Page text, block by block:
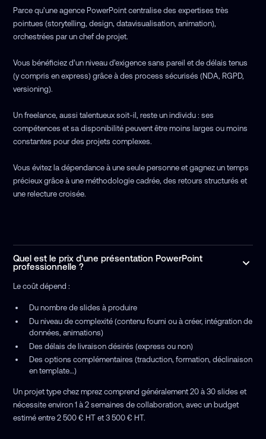
Parce qu’une agence PowerPoint centralise des expertises très
pointues (storytelling, design, datavisualisation, animation),
orchestrées par un chef de projet.
Vous bénéficiez d’un niveau d’exigence sans pareil et de délais tenus
(y compris en express) grâce à des process sécurisés (NDA, RGPD,
versioning).
Un freelance, aussi talentueux soit-il, reste un individu : ses
compétences et sa disponibilité peuvent être moins larges ou moins
constantes pour des projets complexes.
Vous évitez la dépendance à une seule personne et gagnez un temps
précieux grâce à une méthodologie cadrée, des retours structurés et
une relecture croisée.
Quel est le prix d'une présentation PowerPoint
professionnelle ?
Le coût dépend :
Du nombre de slides à produire
Du niveau de complexité (contenu fourni ou à créer, intégration de
données, animations)
Des délais de livraison désirés (express ou non)
Des options complémentaires (traduction, formation, déclinaison
en template…)
Un projet type chez mprez comprend généralement 20 à 30 slides et
nécessite environ 1 à 2 semaines de collaboration, avec un budget
estimé entre 2 500 € HT et 3 500 € HT.